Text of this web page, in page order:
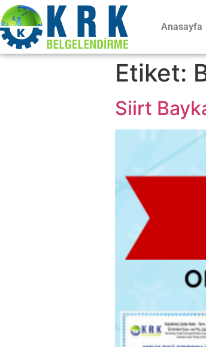
Anasayfa
Etiket:
Siirt